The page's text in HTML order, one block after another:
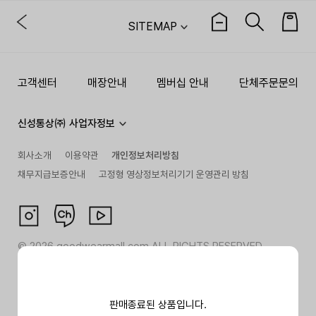
판매종료된 상품입니다.
SITEMAP
고객센터 매장안내 멤버십 안내 단체주문문의
신성통상㈜ 사업자정보
회사소개 이용약관
개인정보처리방침
채무지급보증안내
고정형 영상정보처리기기 운영관리 방침
©2026goodwearmall.com ALL RIGHTS RESERVED